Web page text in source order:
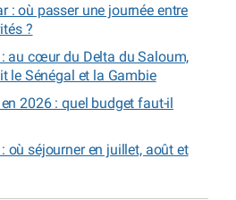
: où passer une journée entre
?
au cœur du Delta du Saloum,
le Sénégal et la Gambie
2026 : quel budget faut-il
où séjourner en juillet, août et